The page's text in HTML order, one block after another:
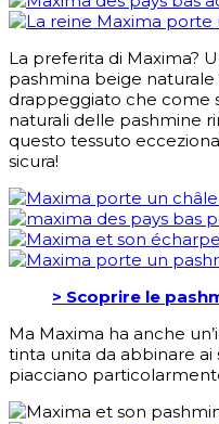
La preferita di Maxima?
pashmina beige naturale
drappeggiato che come
naturali delle pashmine
questo tessuto
sicura!
> Scoprire le
Ma Maxima ha anche
tinta unita da abbinare ai
piacciano